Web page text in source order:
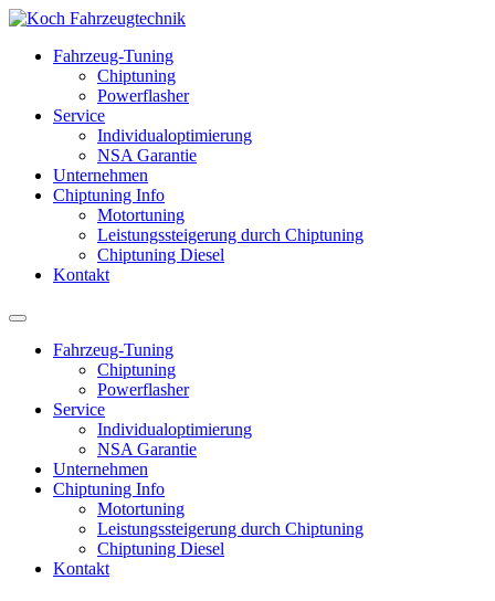
Fahrzeug-Tuning
Chiptuning
Powerflasher
Service
Individualoptimierung
NSA Garantie
Unternehmen
Chiptuning Info
Motortuning
Leistungssteigerung durch Chiptuning
Chiptuning Diesel
Kontakt
Fahrzeug-Tuning
Chiptuning
Powerflasher
Service
Individualoptimierung
NSA Garantie
Unternehmen
Chiptuning Info
Motortuning
Leistungssteigerung durch Chiptuning
Chiptuning Diesel
Kontakt